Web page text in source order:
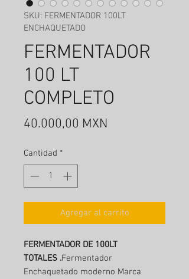
SKU: FERMENTADOR 100LT
ENCHAQUETADO
FERMENTADOR
100 LT
COMPLETO
40.000,00 MXN
Cantidad *
Agregar al carrito
FERMENTADOR DE 100LT
TOTALES .Fermentador
Enchaquetado moderno Marca